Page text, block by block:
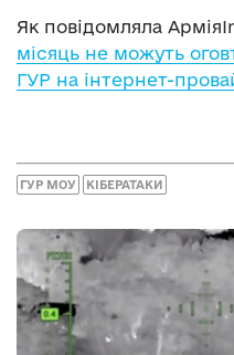
Як повідомляла
місяць не можуть
ГУР на інтернет-
ГУР МОУ КІБЕРАТАКИ